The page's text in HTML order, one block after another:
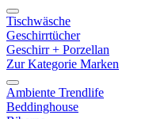
Tischwäsche
Geschirrtücher
Geschirr + Porzellan
Zur Kategorie Marken
Ambiente Trendlife
Beddinghouse